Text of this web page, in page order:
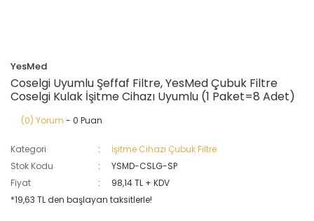
YesMed
Coselgi Uyumlu Şeffaf Filtre, YesMed Çubuk Filtre
Coselgi Kulak İşitme Cihazı Uyumlu (1 Paket=8 Adet)
(0) Yorum - 0 Puan
Kategori
İşitme Cihazı Çubuk Filtre
Stok Kodu
YSMD-CSLG-SP
Fiyat
98,14 TL + KDV
*19,63 TL den başlayan taksitlerle!